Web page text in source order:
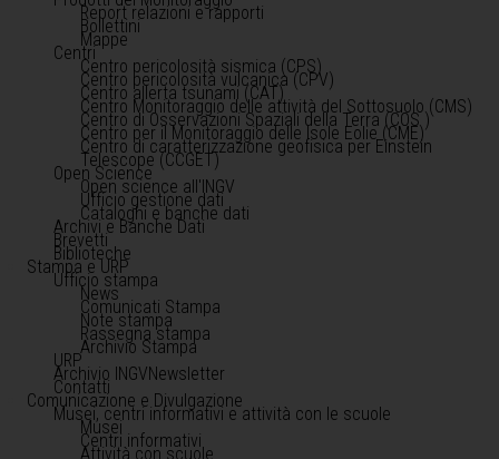
Report relazioni e rapporti
Bollettini
Mappe
Centri
Centro pericolosità sismica (CPS)
Centro pericolosità vulcanica (CPV)
Centro allerta tsunami (CAT)
Centro Monitoraggio delle attività del Sottosuolo (CMS)
Centro di Osservazioni Spaziali della Terra (COS )
Centro per il Monitoraggio delle Isole Eolie (CME)
Centro di caratterizzazione geofisica per Einstein
Telescope (CCGET)
Open Science
Open science all'INGV
Ufficio gestione dati
Cataloghi e banche dati
Archivi e Banche Dati
Brevetti
Biblioteche
Stampa e URP
Ufficio stampa
News
Comunicati Stampa
Note stampa
Rassegna stampa
Archivio Stampa
URP
Archivio INGVNewsletter
Contatti
Comunicazione e Divulgazione
Musei, centri informativi e attività con le scuole
Musei
Centri informativi
Attività con scuole